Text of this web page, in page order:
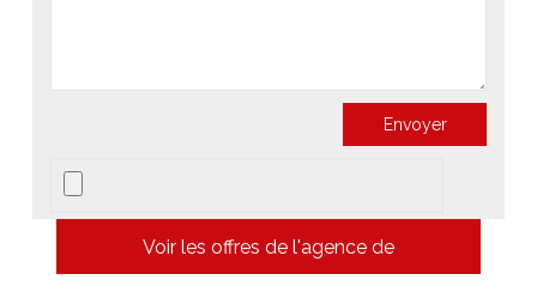
Voir les offres de l'agence de